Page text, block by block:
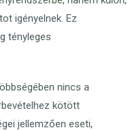
igényelnek. Ez
tényleges
nincs a
kötött
jellemzően eseti,